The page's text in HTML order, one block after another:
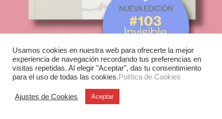
Usamos cookies en nuestra web para ofrecerte la mejor
experiencia de navegación recordando tus preferencias en
visitas repetidas. Al elegir "Aceptar", das tu consentimiento
para el uso de todas las cookies.Política de Cookies
Ajustes de Cookies Aceptar